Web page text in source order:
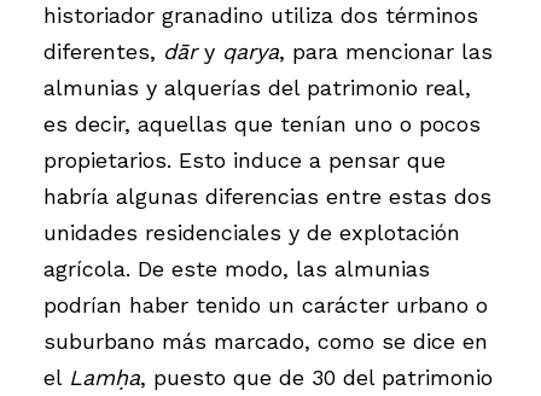
historiador granadino utiliza dos términos
diferentes, dāry qarya, para mencionar las
almunias y alquerías del patrimonio real,
es decir, aquellas que tenían uno o pocos
propietarios. Esto induce a pensar que
habría algunas diferencias entre estas dos
unidades residenciales y de explotación
agrícola. De este modo, las almunias
podrían haber tenido un carácter urbano o
suburbano más marcado, como se dice en
el Lamḥa, puesto que de 30 del patrimonio